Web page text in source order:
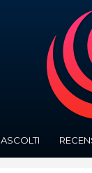
ASCOLTI